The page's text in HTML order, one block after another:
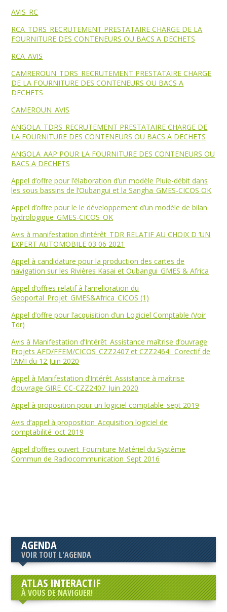
AVIS_RC
RCA_TDRS_RECRUTEMENT PRESTATAIRE CHARGE DE LA
FOURNITURE DES CONTENEURS OU BACS A DECHETS
RCA_AVIS
CAMREROUN_TDRS_RECRUTEMENT PRESTATAIRE CHARGE
DE LA FOURNITURE DES CONTENEURS OU BACS A
DECHETS
CAMEROUN_AVIS
ANGOLA_TDRS_RECRUTEMENT PRESTATAIRE CHARGE DE
LA FOURNITURE DES CONTENEURS OU BACS A DECHETS
ANGOLA_AAP POUR LA FOURNITURE DES CONTENEURS OU
BACS A DECHETS
Appel d’offre pour l’élaboration d’un modèle Pluie-débit dans
les sous bassins de l’Oubangui et la Sangha_GMES-CICOS OK
Appel d’offre pour le le développement d’un modèle de bilan
hydrologique_GMES-CICOS_OK
Avis à manifestation d’intérêt_TDR RELATIF AU CHOIX D ‘UN
EXPERT AUTOMOBILE 03 06 2021
Appel à candidature pour la production des cartes de
navigation sur les Rivières Kasai et Oubangui_GMES & Africa
Appel d’offres relatif à l’amelioration du
Geoportal_Projet_GMES&Africa_CICOS (1)
Appel d’offre pour l’acquisition d’un Logiciel Comptable (Voir
Tdr)
Avis à Manifestation d’Intérêt_Assistance maîtrise d’ouvrage
Projets AFD/FFEM/CICOS_CZZ2407 et CZZ2464_ Corectif de
l’AMI du 12 Juin 2020
Appel à Manifestation d’Intérêt_Assistance à maîtrise
d’ouvrage GIRE_CC-CZZ2407_Juin 2020
Appel à proposition pour un logiciel comptable_sept 2019
Avis d’appel à proposition_Acquisition logiciel de
comptabilité_oct 2019
Appel d’offres ouvert_Fourniture Matériel du Système
Commun de Radiocommunication_Sept 2016
AGENDA
VOIR TOUT L'AGENDA
ATLAS INTERACTIF
À VOUS DE NAVIGUER!